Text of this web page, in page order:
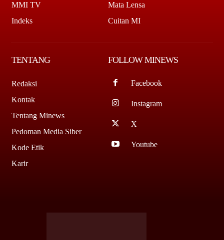
MMI TV
Indeks
Mata Lensa
Cuitan MI
TENTANG
Redaksi
Kontak
Tentang Minews
Pedoman Media Siber
Kode Etik
Karir
FOLLOW MINEWS
Facebook
Instagram
X
Youtube